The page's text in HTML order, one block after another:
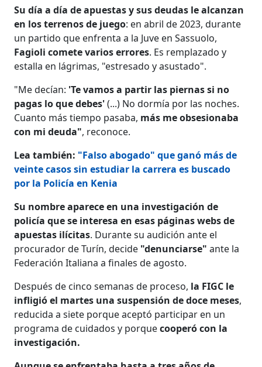
Su día a día de apuestas y sus deudas le alcanzan
en los terrenos de juego: en abril de 2023, durante
un partido que enfrenta a la Juve en Sassuolo,
Fagioli comete varios errores. Es remplazado y
estalla en lágrimas, "estresado y asustado".
"Me decían: 'Te vamos a partir las piernas si no
pagas lo que debes'(...) No dormía por las noches.
Cuanto más tiempo pasaba, más me obsesionaba
con mi deuda", reconoce.
Lea también: "Falso abogado" que ganó más de
veinte casos sin estudiar la carrera es buscado
por la Policía en Kenia
Su nombre aparece en una investigación de
policía que se interesa en esas páginas webs de
apuestas ilícitas. Durante su audición ante el
procurador de Turín, decide "denunciarse"ante la
Federación Italiana a finales de agosto.
Después de cinco semanas de proceso, la FIGC le
infligió el martes una suspensión de doce meses,
reducida a siete porque aceptó participar en un
programa de cuidados y porquecooperó con la
investigación.